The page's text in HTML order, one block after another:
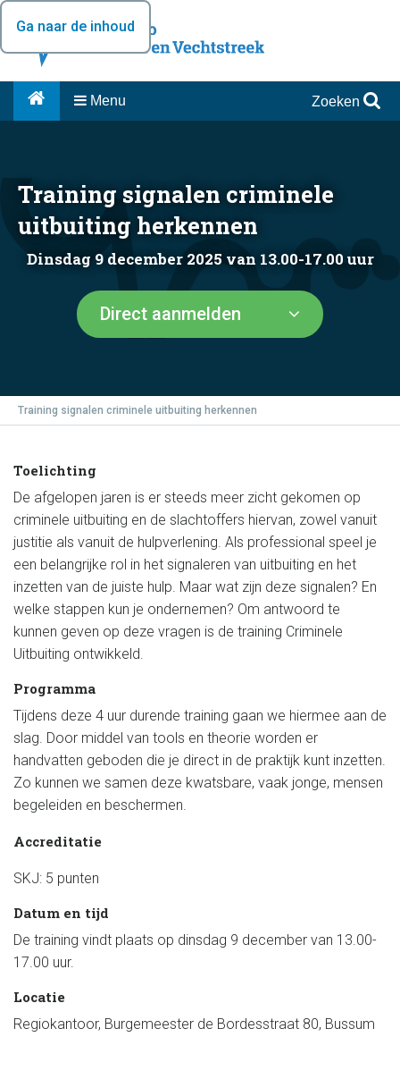
Ga naar de inhoud
Menu Zoeken
Training signalen criminele
uitbuiting herkennen
Dinsdag 9 december 2025 van 13.00-17.00 uur
Direct aanmelden
Training signalen criminele uitbuiting herkennen
Toelichting
De afgelopen jaren is er steeds meer zicht gekomen op
criminele uitbuiting en de slachtoffers hiervan, zowel vanuit
justitie als vanuit de hulpverlening. Als professional speel je
een belangrijke rol in het signaleren van uitbuiting en het
inzetten van de juiste hulp. Maar wat zijn deze signalen? En
welke stappen kun je ondernemen? Om antwoord te
kunnen geven op deze vragen is de training Criminele
Uitbuiting ontwikkeld.
Programma
Tijdens deze 4 uur durende training gaan we hiermee aan de
slag. Door middel van tools en theorie worden er
handvatten geboden die je direct in de praktijk kunt inzetten.
Zo kunnen we samen deze kwatsbare, vaak jonge, mensen
begeleiden en beschermen.
Accreditatie
SKJ: 5 punten
Datum en tijd
De training vindt plaats op dinsdag 9 december van 13.00-
17.00 uur.
Locatie
Regiokantoor, Burgemeester de Bordesstraat 80, Bussum